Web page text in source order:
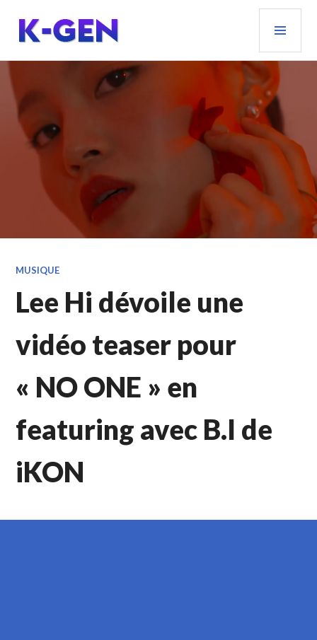
contenu
principal
K-GEN
MUSIQUE
Lee Hi dévoile une
vidéo teaser pour
« NO ONE » en
featuring avec B.I de
iKON